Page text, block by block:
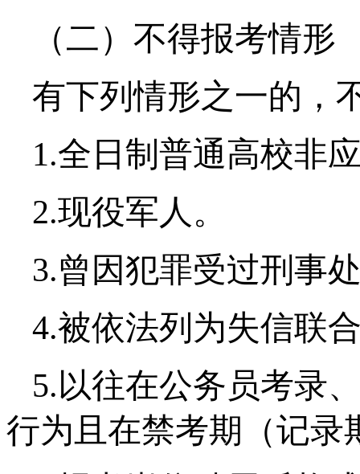
（二）不得报考情形
有下列情形之一的，
1.全日制普通高校非
2.现役军人。
3.曾因犯罪受过刑事
4.被依法列为失信联
5.以往在公务员考录
行为且在禁考期（记录